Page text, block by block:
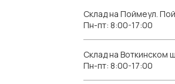
Склад на Поймеул.
Пн-пт: 8:00-17:00
Склад на Воткинском
Пн-пт: 8:00-17:00